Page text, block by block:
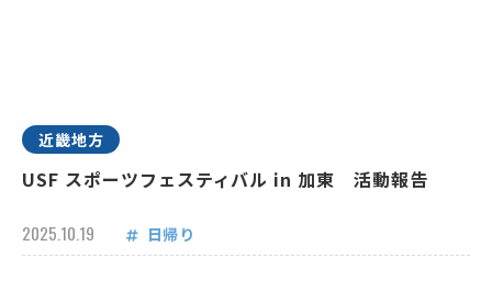
近畿地方
USF スポーツフェスティバル in 加東 活動報告
2025.10.19 日帰り